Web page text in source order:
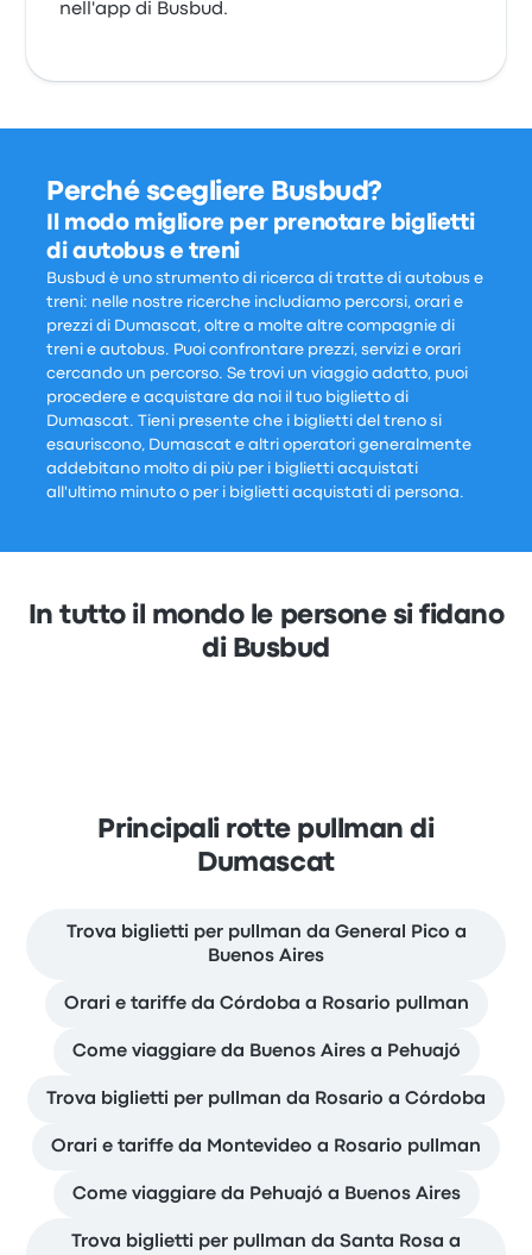
nell'app di Busbud.
Perché scegliere Busbud?
Il modo migliore per prenotare biglietti
di autobus e treni
Busbud è uno strumento di ricerca di tratte di autobus e
treni: nelle nostre ricerche includiamo percorsi, orari e
prezzi di Dumascat, oltre a molte altre compagnie di
treni e autobus. Puoi confrontare prezzi, servizi e orari
cercando un percorso. Se trovi un viaggio adatto, puoi
procedere e acquistare da noi il tuo biglietto di
Dumascat. Tieni presente che i biglietti del treno si
esauriscono, Dumascat e altri operatori generalmente
addebitano molto di più per i biglietti acquistati
all'ultimo minuto o per i biglietti acquistati di persona.
In tutto il mondo le persone si fidano
di Busbud
Principali rotte pullman di
Dumascat
Trova biglietti per pullman da General Pico a
Buenos Aires
Orari e tariffe da Córdoba a Rosario pullman
Come viaggiare da Buenos Aires a Pehuajó
Trova biglietti per pullman da Rosario a Córdoba
Orari e tariffe da Montevideo a Rosario pullman
Come viaggiare da Pehuajó a Buenos Aires
Trova biglietti per pullman da Santa Rosa a